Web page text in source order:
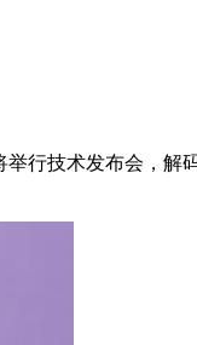
举行技术发布会，解